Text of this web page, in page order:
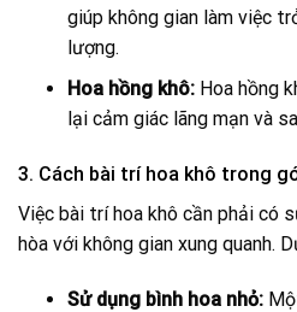
giúp không gian làm việc
lượng.
Hoa hồng khô:Hoa hồng
lại cảm giác lãng mạn và
3. Cách bài trí hoa khô trong
Việc bài trí hoa khô cần phải có
hòa với không gian xung quanh.
Sử dụng bình hoa nhỏ: